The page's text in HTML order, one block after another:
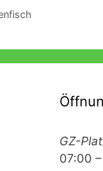
GZ-
07:00